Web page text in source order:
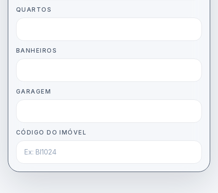
QUARTOS
BANHEIROS
GARAGEM
CÓDIGO DO IMÓVEL